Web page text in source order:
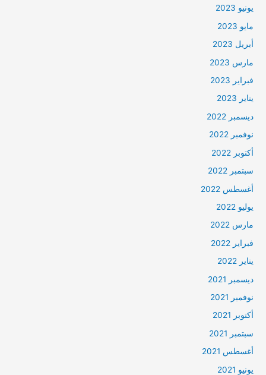
يونيو 2023
مايو 2023
أبريل 2023
مارس 2023
فبراير 2023
يناير 2023
ديسمبر 2022
نوفمبر 2022
أكتوبر 2022
سبتمبر 2022
أغسطس 2022
يوليو 2022
مارس 2022
فبراير 2022
يناير 2022
ديسمبر 2021
نوفمبر 2021
أكتوبر 2021
سبتمبر 2021
أغسطس 2021
يونيو 2021